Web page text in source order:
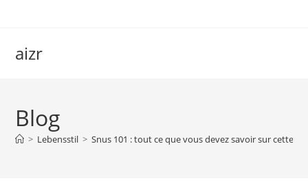
aizr
Blog
> Lebensstil > Snus 101 : tout ce que vous devez savoir sur cette